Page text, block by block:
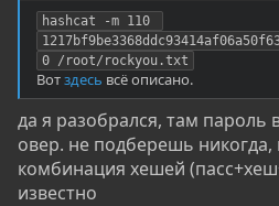
hashcat -m 110
0 /root/rockyou.txt
Вотздесь всё описано.
да я разобрался, там пароль
овер. не подберешь
комбинация хешей
известно